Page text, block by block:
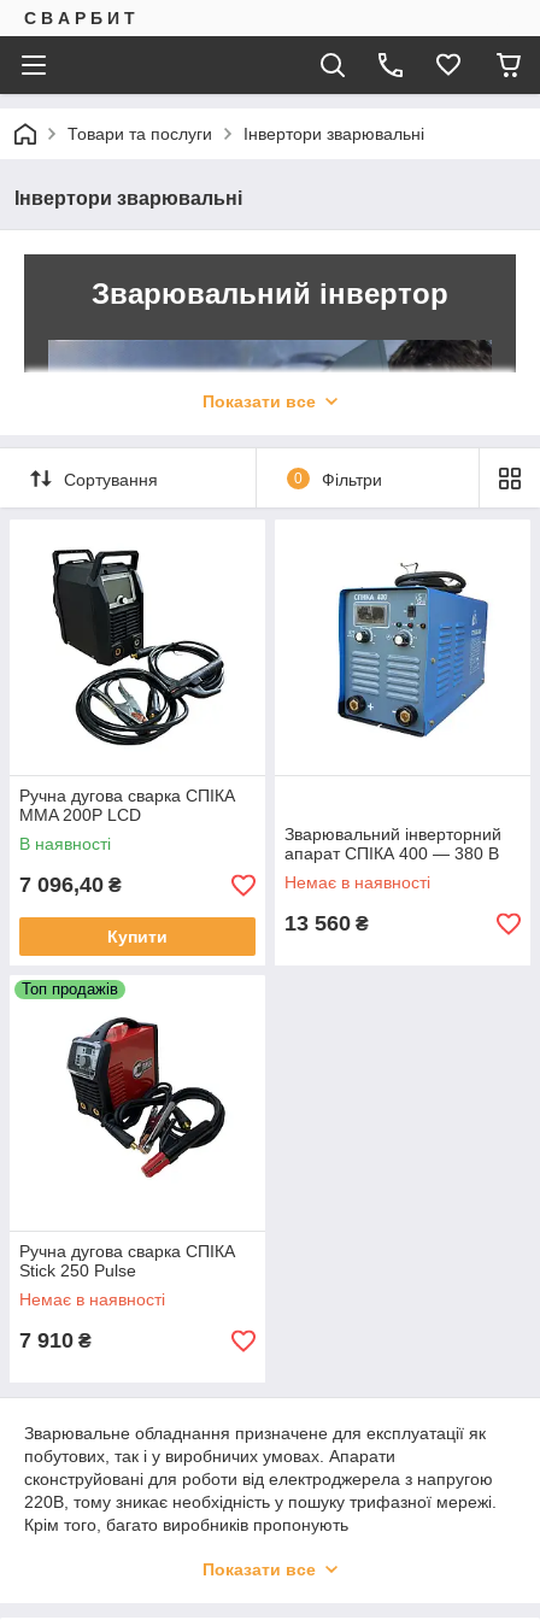
С В А Р Б И Т
Товари та послуги Інвертори зварювальні
Інвертори зварювальні
Зварювальний інвертор
Великий вибір якісної продукції від різних
Доставимо товар в будь-який регіон України.
У каталог
Показати все
Сортування 0 Фільтри
Ручна дугова сварка СПІКА
MMA 200P LCD
В наявності
7 096,40 ₴
Купити
Зварювальний інверторний
апарат СПІКА 400 — 380 В
Немає в наявності
13 560 ₴
Топ продажів
Ручна дугова сварка СПІКА
Stick 250 Pulse
Немає в наявності
7 910 ₴
Зварювальне обладнання призначене для експлуатації як
побутових, так і у виробничих умовах. Апарати
сконструйовані для роботи від електроджерела з напругою
220В, тому зникає необхідність у пошуку трифазної мережі.
Крім того, багато виробників пропонують
працюють навіть при незначних перепадах напруги + - 10%,
Показати все